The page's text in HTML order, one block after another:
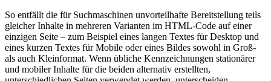
So entfällt die für Suchmaschinen unvorteilhafte Bereitstellung teils
gleicher Inhalte in mehreren Varianten im HTML-Code auf einer
einzigen Seite – zum Beispiel eines langen Textes für Desktop und
eines kurzen Textes für Mobile oder eines Bildes sowohl in Groß-
als auch Kleinformat. Wenn übliche Kennzeichnungen stationärer
und mobiler Inhalte für die beiden alternativ erstellten,